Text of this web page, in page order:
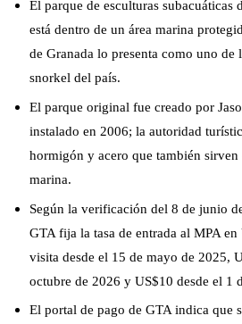
El parque de esculturas subacuáticas
está dentro de un área marina
de Granada lo presenta como uno de
snorkel del país.
El parque original fue creado por
instalado en 2006; la autoridad
hormigón y acero que también sirven
marina.
Según la verificación del 8 de junio
GTA fija la tasa de entrada al MPA
visita desde el 15 de mayo de 2025,
octubre de 2026 y US$10 desde el 1
El portal de pago de GTA indica que